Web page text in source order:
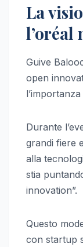
La
l’oréal
Guive
open
Durante
grandi fiere
alla
stia
innovation”.
Questo
con startup